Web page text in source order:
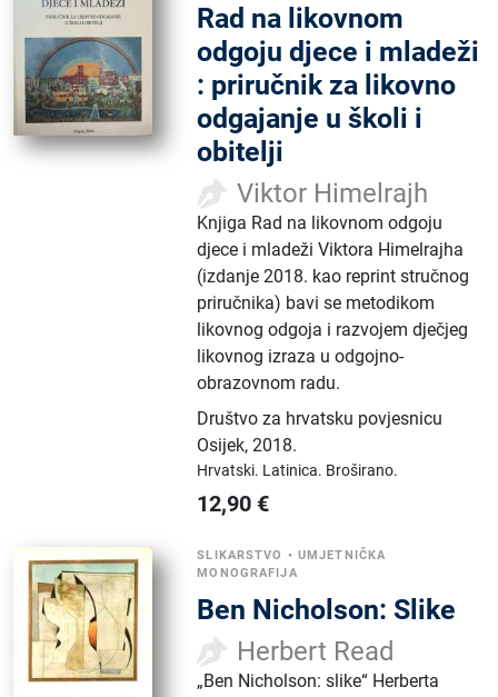
Rad na likovnom
odgoju djece i mladeži
: priručnik za likovno
odgajanje u školi i
obitelji
Viktor Himelrajh
Knjiga Rad na likovnom odgoju
djece i mladeži Viktora Himelrajha
(izdanje 2018. kao reprint stručnog
priručnika) bavi se metodikom
likovnog odgoja i razvojem dječjeg
likovnog izraza u odgojno-
obrazovnom radu.
Društvo za hrvatsku povjesnicu
Osijek,2018.
Hrvatski. Latinica. Broširano.
12,90 €
SLIKARSTVO • UMJETNIČKA
MONOGRAFIJA
Ben Nicholson: Slike
Herbert Read
„Ben Nicholson: slike“ Herberta